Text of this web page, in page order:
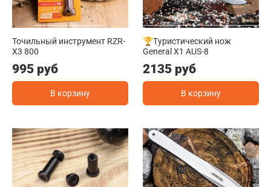
Точильный инструмент RZR-
X3 800
995 руб
В корзину
🏆Туристический нож
General X1 AUS-8
2135 руб
В корзину